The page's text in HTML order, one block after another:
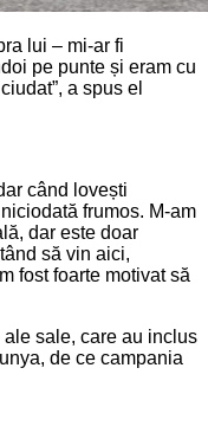
lui – mi-ar fi
pe punte și eram cu
a spus el
când lovești
frumos. M-am
dar este doar
să vin aici,
fost foarte motivat să
sale, care au inclus
de ce campania